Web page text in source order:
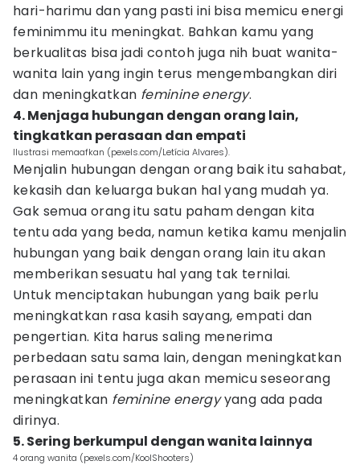
hari-harimu dan yang pasti ini bisa memicu energi
feminimmu itu meningkat. Bahkan kamu yang
berkualitas bisa jadi contoh juga nih buat wanita-
wanita lain yang ingin terus mengembangkan diri
dan meningkatkan feminine energy.
4. Menjaga hubungan dengan orang lain,
tingkatkan perasaan dan empati
Ilustrasi memaafkan (pexels.com/Letícia Alvares).
Menjalin hubungan dengan orang baik itu sahabat,
kekasih dan keluarga bukan hal yang mudah ya.
Gak semua orang itu satu paham dengan kita
tentu ada yang beda, namun ketika kamu menjalin
hubungan yang baik dengan orang lain itu akan
memberikan sesuatu hal yang tak ternilai.
Untuk menciptakan hubungan yang baik perlu
meningkatkan rasa kasih sayang, empati dan
pengertian. Kita harus saling menerima
perbedaan satu sama lain, dengan meningkatkan
perasaan ini tentu juga akan memicu seseorang
meningkatkan feminine energyyang ada pada
dirinya.
5. Sering berkumpul dengan wanita lainnya
4 orang wanita (pexels.com/KoolShooters)